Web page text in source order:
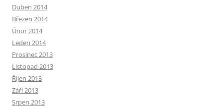
Duben 2014
Březen 2014
Únor 2014
Leden 2014
Prosinec 2013
Listopad 2013
Říjen 2013
Září 2013
Srpen 2013